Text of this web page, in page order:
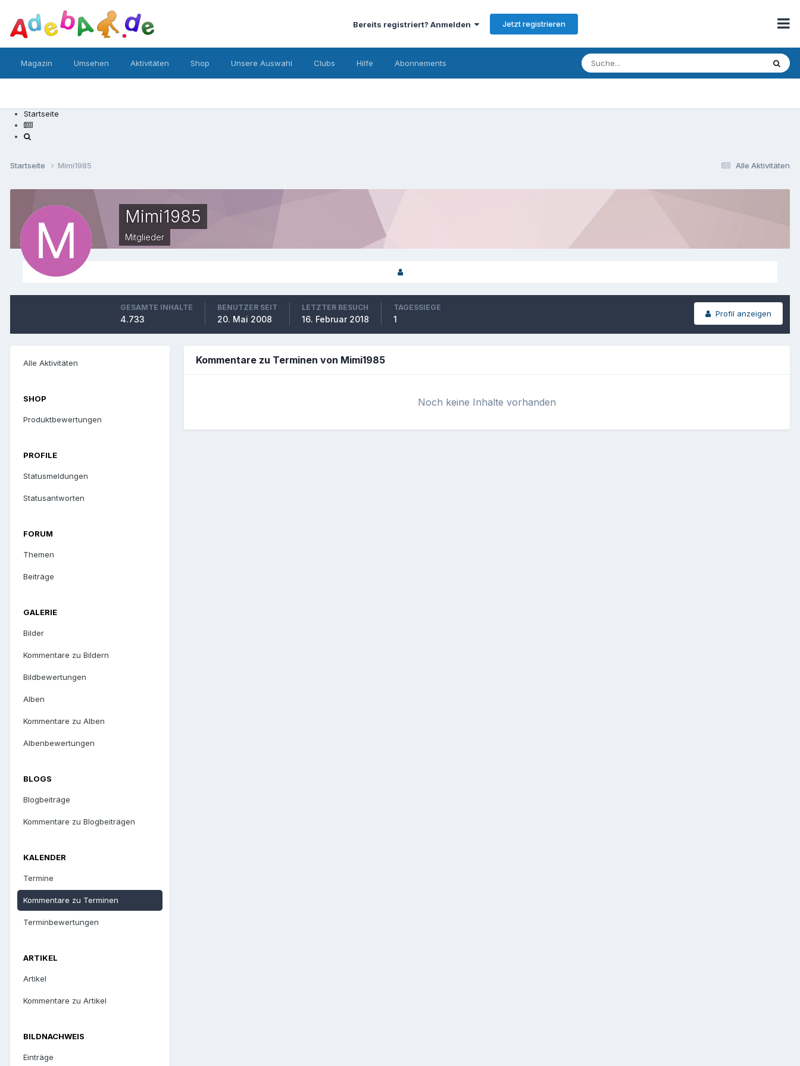
Bereits registriert? Anmelden Jetzt registrieren
Magazin Umsehen Aktivitäten Shop Unsere Auswahl Clubs Hilfe Abonnements
Startseite
Alle Aktivitäten
Startseite Mimi1985
Mimi1985
Mitglieder
Profil anzeigen
GESAMTE INHALTE
4.733
BENUTZER SEIT
20. Mai 2008
LETZTER BESUCH
16. Februar 2018
TAGESSIEGE
1
Alle Aktivitäten
SHOP
Produktbewertungen
PROFILE
Statusmeldungen
Statusantworten
FORUM
Themen
Beiträge
GALERIE
Bilder
Kommentare zu Bildern
Bildbewertungen
Alben
Kommentare zu Alben
Albenbewertungen
BLOGS
Blogbeiträge
Kommentare zu Blogbeiträgen
KALENDER
Termine
Kommentare zu Terminen
Terminbewertungen
ARTIKEL
Artikel
Kommentare zu Artikel
BILDNACHWEIS
Einträge
Kommentare zu Terminen von Mimi1985
Noch keine Inhalte vorhanden